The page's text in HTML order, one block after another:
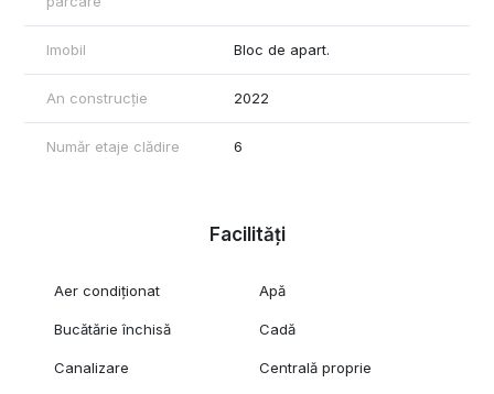
Imobil Bloc de apart.
An construcție 2022
Număr etaje clădire 6
Facilități
Aer condiționat Apă
Bucătărie închisă Cadă
Canalizare Centrală proprie